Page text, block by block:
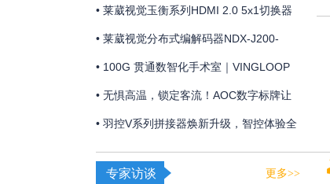
摄像机全新上市
• 莱葳视觉玉衡系列HDMI 2.0 5x1切换器
支持4K@60Hz 4:4:4分辨率及18Gbps视
频带宽
• 莱葳视觉分布式编解码器NDX-J200-
ENC助您实现画质同步
• 100G 贯通数智化手术室｜VINGLOOP
构建 OR over IP 网络底座
• 无惧高温，锁定客流！AOC数字标牌让
夏日线下经济突破“屏”障！
• 羽控V系列拼接器焕新升级，智控体验全
面跃升！
专家访谈 更多>>